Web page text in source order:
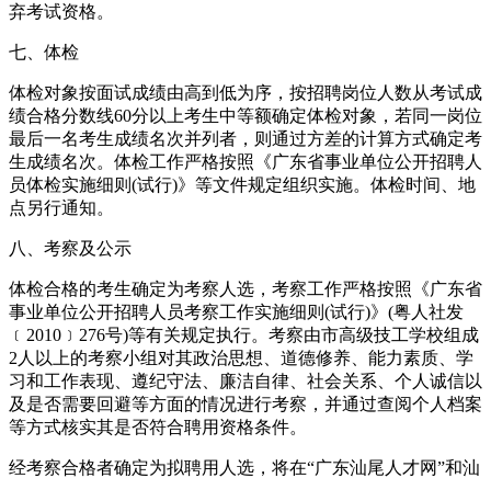
弃考试资格。
七、体检
体检对象按面试成绩由高到低为序，按招聘岗位人数从考试成
绩合格分数线60分以上考生中等额确定体检对象，若同一岗位
最后一名考生成绩名次并列者，则通过方差的计算方式确定考
生成绩名次。体检工作严格按照《广东省事业单位公开招聘人
员体检实施细则(试行)》等文件规定组织实施。体检时间、地
点另行通知。
八、考察及公示
体检合格的考生确定为考察人选，考察工作严格按照《广东省
事业单位公开招聘人员考察工作实施细则(试行)》(粤人社发
﹝2010﹞276号)等有关规定执行。考察由市高级技工学校组成
2人以上的考察小组对其政治思想、道德修养、能力素质、学
习和工作表现、遵纪守法、廉洁自律、社会关系、个人诚信以
及是否需要回避等方面的情况进行考察，并通过查阅个人档案
等方式核实其是否符合聘用资格条件。
经考察合格者确定为拟聘用人选，将在“广东汕尾人才网”和汕